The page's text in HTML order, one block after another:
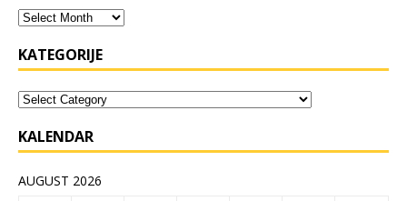
KATEGORIJE
KALENDAR
AUGUST 2026